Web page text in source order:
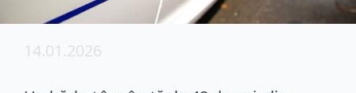
14.01.2026